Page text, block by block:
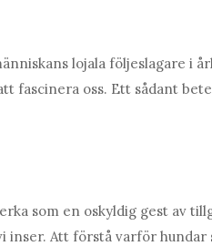
lojala följeslagare i
fascinera oss. Ett sådant
som en oskyldig gest av
inser. Att förstå varför